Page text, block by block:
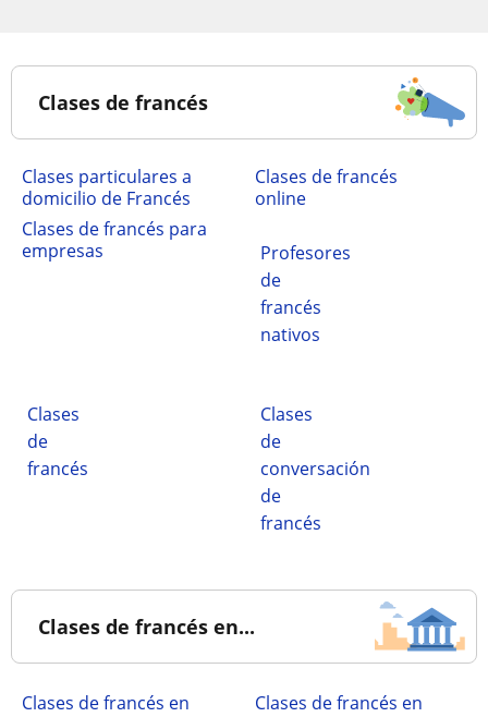
Clases de francés
clases particulares a
domicilio de Francés
Clases de francés
online
Clases de francés para
empresas
Profesores
de
francés
nativos
Clases
de
francés
Clases
de
conversación
de
francés
Clases de francés en...
Clases de francés en
Clases de francés en